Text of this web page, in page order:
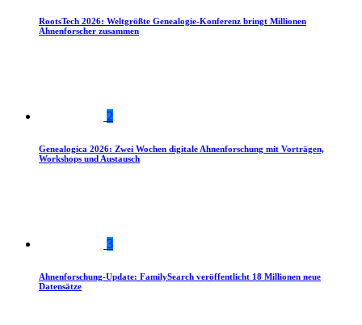
RootsTech 2026: Weltgrößte Genealogie-Konferenz bringt Millionen
Ahnenforscher zusammen
2
Genealogica 2026: Zwei Wochen digitale Ahnenforschung mit Vorträgen,
Workshops und Austausch
3
Ahnenforschung-Update: FamilySearch veröffentlicht 18 Millionen neue
Datensätze